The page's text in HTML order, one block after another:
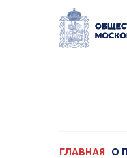
ГЛАВНАЯ О